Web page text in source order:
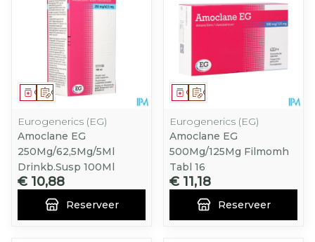
Op voorschrift
Geneesmiddel
Eurogenerics (EG)
Amoclane EG
250Mg/62,5Mg/5Ml
Drinkb.Susp 100Ml
€ 10,88
Reserveer
Op voorschrift
Geneesmiddel
Eurogenerics (EG)
Amoclane EG
500Mg/125Mg Filmomh
Tabl 16
€ 11,18
Reserveer